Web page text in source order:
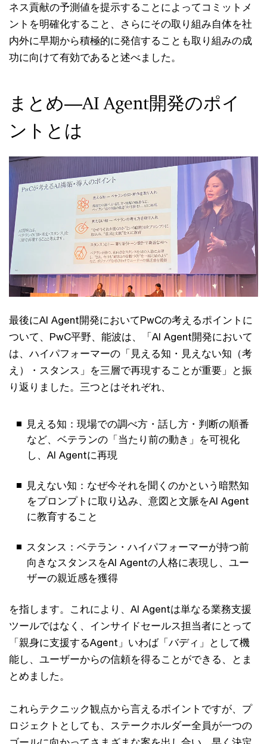
ネス貢献の予測値を提示することによってコミットメ
ントを明確化すること、さらにその取り組み自体を社
内外に早期から積極的に発信することも取り組みの成
功に向けて有効であると述べました。
まとめ―AI Agent開発のポイ
ントとは
最後にAI Agent開発においてPwCの考えるポイントに
ついて、PwC平野、能波は、「AI Agent開発において
は、ハイパフォーマーの「見える知・見えない知（考
え）・スタンス」を三層で再現することが重要」と振
り返りました。三つとはそれぞれ、
見える知：現場での調べ方・話し方・判断の順番
など、ベテランの「当たり前の動き」を可視化
し、AI Agentに再現
見えない知：なぜ今それを聞くのかという暗黙知
をプロンプトに取り込み、意図と文脈をAI Agent
に教育すること
スタンス：ベテラン・ハイパフォーマーが持つ前
向きなスタンスをAI Agentの人格に表現し、ユー
ザーの親近感を獲得
を指します。これにより、AI Agentは単なる業務支援
ツールではなく、インサイドセールス担当者にとって
「親身に支援するAgent」いわば「バディ」として機
能し、ユーザーからの信頼を得ることができる、とま
とめました。
これらテクニック観点から言えるポイントですが、プ
ロジェクトとしても、ステークホルダー全員が一つの